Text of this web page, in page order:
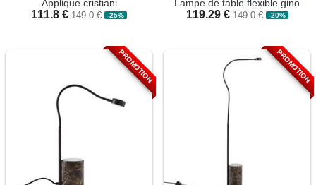
Applique cristiani
111.8 € 149.0 € -25%
Lampe de table flexible gino
119.29 € 149.0 € -20%
PROMOTION PROMOTION